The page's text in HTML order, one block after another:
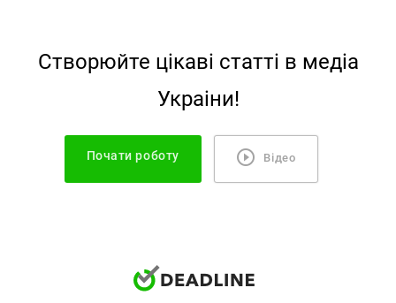
Створюйте цiкавi статтi в медiа
Украiни!
Почати роботу Відео